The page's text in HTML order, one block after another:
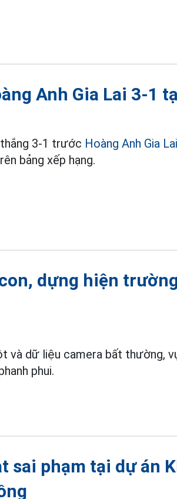
Anh Gia Lai 3-1
thắng 3-1 trước Hoàng Anh Gia Lai
bảng xếp hạng.
dựng hiện
và dữ liệu camera bất thường,
phui.
sai phạm tại dự án